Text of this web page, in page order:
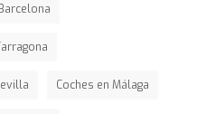
Coches en Málaga